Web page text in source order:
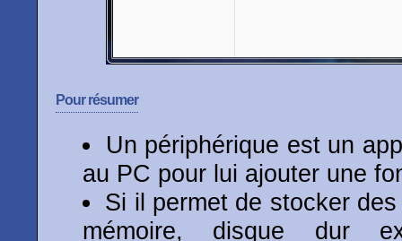
Pour résumer
Un périphérique est un
au PC pour lui ajouter une
Si il permet de stocker
mémoire, disque dur